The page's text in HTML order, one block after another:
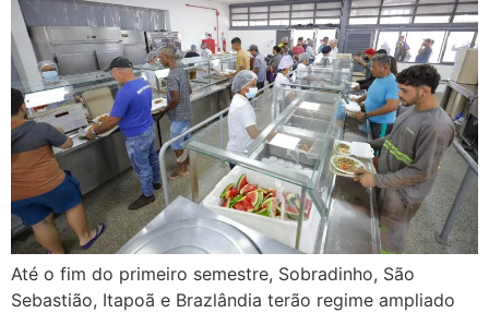
Até o fim do primeiro semestre, Sobradinho, São
Sebastião, Itapoã e Brazlândia terão regime ampliado